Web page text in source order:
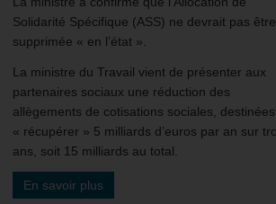
Solidarité Spécifique (ASS) ne devrait pas être
supprimée « en l’état ».
La ministre du Travail vient de présenter aux
partenaires sociaux une réduction des
allègements de cotisations sociales,
« récupérer » 5 milliards d’euros par an sur
ans, soit 15 milliards au total.
En savoir plus